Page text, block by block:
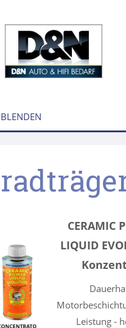
CERAMIC
LIQUID
Leistung -